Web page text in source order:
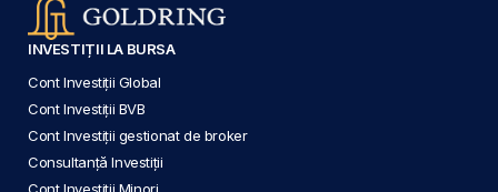
INVESTIȚII LA BURSA
Cont Investiții Global
Cont Investiții BVB
Cont Investiții gestionat de broker
Consultanță Investiții
Cont Investiții Minori